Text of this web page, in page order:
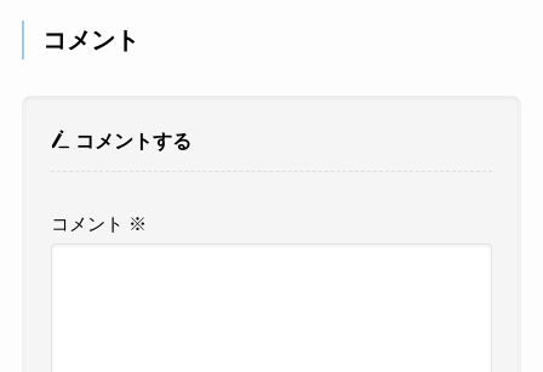
コメント
コメントする
コメント ※